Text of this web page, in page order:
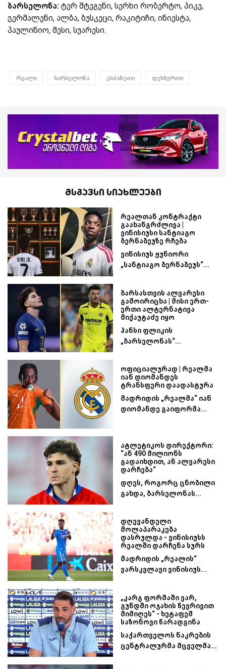
ბარსელონა: ტერ შტეგენი, სერხი რობერტო, პიკე,
ვერმალენი, ალბა, ბუსკეცი, რაკიტიჩი, ინიესტა,
პაულინიო, მესი, სუარესი.
რეალი ბარსელონა ესპანეთი ფეხბურთი
მსგავსი სიახლეები
რეალთან კონტრაქტი
გაახანგრძლივა |
ვინისიუსი სანტიაგო
ბერნაბეუზე რჩება
ვინისიუს ჟუნიორი
„სანტიაგო ბერნაბეუს“...
ბარსასთვის ალვარესი
გამოირიცხა | მისი ერთ-
ერთი ალტერნატივა
მიქაუტაძე იყო
ჰანსი ფლიკის
„ბარსელონას“...
ოფიციალურად | რეალმა
იან დიომანდეს
ტრანსფერი დაადასტურა
მადრიდის „რეალმა“ იან
დიომანდე გაიფორმა...
ატლეტიკოს დირექტორი:
“ან 490 მილიონს
გადაიხდით, ან ალვარესი
დარჩება“
დღეს, როგორც ცნობილი
გახდა, ბარსელონას...
დღევანდელი
მოლაპარაკება
დასრულდა - ვინისიუსს
რეალში დარჩენა სურს
მადრიდის „რეალის“
ვარსკვლავი ვინისიუს...
„კარგ ფორმაში ვარ,
გუნდში ოჯახის წევრივით
მიმიღეს“ - ხეტაფემ
საზონოვი წარადგინა
საქართველოს ნაკრების
ცენტრალურმა მცველმა...